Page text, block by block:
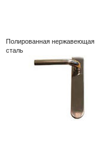
Полированная нержавеющая
сталь